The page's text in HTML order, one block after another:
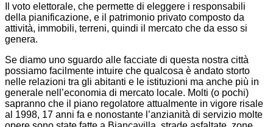
Il voto elettorale, che permette di eleggere i responsabili
della pianificazione, e il patrimonio privato composto da
attività, immobili, terreni, quindi il mercato che da esso si
genera.
Se diamo uno sguardo alle facciate di questa nostra città
possiamo facilmente intuire che qualcosa è andato storto
nelle relazioni tra gli abitanti e le istituzioni ma anche più in
generale nell’economia di mercato locale. Molti (o pochi)
sapranno che il piano regolatore attualmente in vigore risale
al 1998, 17 anni fa e nonostante l’anzianità di servizio molte